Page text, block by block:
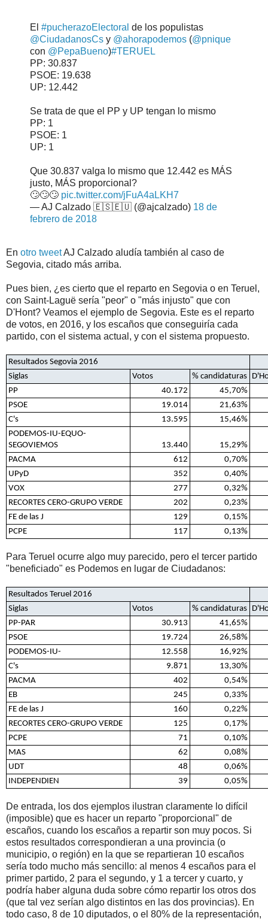
El #pucherazoElectoral de los populistas
@CiudadanosCs y @ahorapodemos (@pnique
con @PepaBueno)#TERUEL
PP: 30.837
PSOE: 19.638
UP: 12.442
Se trata de que el PP y UP tengan lo mismo
PP: 1
PSOE: 1
UP: 1
Que 30.837 valga lo mismo que 12.442 es MÁS
justo, MÁS proporcional?
🙄🙄🙄 pic.twitter.com/jFuA4aLKH7
— AJ Calzado 🇪🇸🇪🇺 (@ajcalzado) 18 de
febrero de 2018
En otro tweetAJ Calzado aludía también al caso de
Segovia, citado más arriba.
Pues bien, ¿es cierto que el reparto en Segovia o en Teruel,
con Saint-Laguë sería "peor" o "más injusto" que con
D'Hont? Veamos el ejemplo de Segovia. Este es el reparto
de votos, en 2016, y los escaños que conseguiría cada
partido, con el sistema actual, y con el sistema propuesto.
Resultados Segovia 2016
Siglas
Votos % candidaturas
PP
40.172
45,70%
PSOE
19.014
21,63%
C's
13.595
15,46%
PODEMOS-IU-EQUO-
SEGOVIEMOS
13.440
15,29%
PACMA
612
0,70%
UPyD
352
0,40%
VOX
277
0,32%
RECORTES CERO-GRUPO VERDE
202
0,23%
FE de las J
129
0,15%
PCPE
117 0,13%
Para Teruel ocurre algo muy parecido, pero el tercer partido
"beneficiado" es Podemos en lugar de Ciudadanos:
Resultados Teruel 2016
Siglas
Votos % candidaturas
PP-PAR
30.913
41,65%
PSOE
19.724
26,58%
PODEMOS-IU-
12.558
16,92%
C's
9.871
13,30%
PACMA
402
0,54%
EB
245
0,33%
FE de las J
160
0,22%
RECORTES CERO-GRUPO VERDE
125
0,17%
PCPE
71
0,10%
MAS
62
0,08%
UDT
48
0,06%
INDEPENDIEN
39 0,05%
De entrada, los dos ejemplos ilustran claramente lo difícil
(imposible) que es hacer un reparto "proporcional" de
escaños, cuando los escaños a repartir son muy pocos. Si
estos resultados correspondieran a una provincia (o
municipio, o región) en la que se repartieran 10 escaños
sería todo mucho más sencillo: al menos 4 escaños para el
primer partido, 2 para el segundo, y 1 a tercer y cuarto, y
podría haber alguna duda sobre cómo repartir los otros dos
(que tal vez serían algo distintos en las dos provincias). En
todo caso, 8 de 10 diputados, o el 80% de la representación,